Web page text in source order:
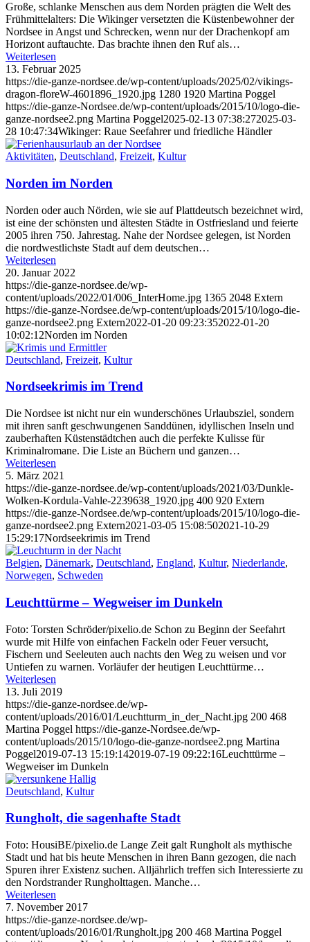
Große, schlanke Menschen aus dem Norden prägten die Welt des
Frühmittelalters: Die Wikinger versetzten die Küstenbewohner der
Nordsee in Angst und Schrecken, wenn nur der Drachenkopf am
Horizont auftauchte. Das brachte ihnen den Ruf als…
Weiterlesen
13. Februar 2025
https://die-ganze-nordsee.de/wp-content/uploads/2025/02/vikings-
dragon-floreW-4601896_1920.jpg 1280 1920 Martina Poggel
https://die-ganze-Nordsee.de/wp-content/uploads/2015/10/logo-die-
ganze-nordsee2.png Martina Poggel2025-02-13 07:38:272025-03-
28 10:47:34Wikinger: Raue Seefahrer und friedliche Händler
Aktivitäten, Deutschland, Freizeit, Kultur
Norden im Norden
Norden oder auch Nörden, wie sie auf Plattdeutsch bezeichnet wird,
ist eine der schönsten und ältesten Städte in Ostfriesland und feierte
2005 ihren 750. Jahrestag. Nahe der Nordsee gelegen, ist Norden
die nordwestlichste Stadt auf dem deutschen…
Weiterlesen
20. Januar 2022
https://die-ganze-nordsee.de/wp-
content/uploads/2022/01/006_InterHome.jpg 1365 2048 Extern
https://die-ganze-Nordsee.de/wp-content/uploads/2015/10/logo-die-
ganze-nordsee2.png Extern2022-01-20 09:23:352022-01-20
10:02:12Norden im Norden
Deutschland, Freizeit, Kultur
Nordseekrimis im Trend
Die Nordsee ist nicht nur ein wunderschönes Urlaubsziel, sondern
mit ihren sanft geschwungenen Sanddünen, idyllischen Inseln und
zauberhaften Küstenstädtchen auch die perfekte Kulisse für
Kriminalromane. Die Liste an Büchern und ganzen…
Weiterlesen
5. März 2021
https://die-ganze-nordsee.de/wp-content/uploads/2021/03/Dunkle-
Wolken-Kordula-Vahle-2239638_1920.jpg 400 920 Extern
https://die-ganze-Nordsee.de/wp-content/uploads/2015/10/logo-die-
ganze-nordsee2.png Extern2021-03-05 15:08:502021-10-29
15:29:17Nordseekrimis im Trend
Belgien, Dänemark, Deutschland, England, Kultur, Niederlande,
Norwegen, Schweden
Leuchttürme – Wegweiser im Dunkeln
Foto: Torsten Schröder/pixelio.de Schon zu Beginn der Seefahrt
wurde mit Hilfe von einfachen Fackeln oder Feuer versucht,
Fischern und Seeleuten auch nachts den Weg zu weisen und vor
Untiefen zu warnen. Vorläufer der heutigen Leuchttürme…
Weiterlesen
13. Juli 2019
https://die-ganze-nordsee.de/wp-
content/uploads/2016/01/Leuchtturm_in_der_Nacht.jpg 200 468
Martina Poggel https://die-ganze-Nordsee.de/wp-
content/uploads/2015/10/logo-die-ganze-nordsee2.png Martina
Poggel2019-07-13 15:19:142019-07-19 09:22:16Leuchttürme –
Wegweiser im Dunkeln
Deutschland, Kultur
Rungholt, die sagenhafte Stadt
Foto: HousiBE/pixelio.de Lange Zeit galt Rungholt als mythische
Stadt und hat bis heute Menschen in ihren Bann gezogen, die nach
Spuren ihrer Existenz suchen. Alljährlich treffen sich Interessierte zu
den Nordstrander Rungholttagen. Manche…
Weiterlesen
7. November 2017
https://die-ganze-nordsee.de/wp-
content/uploads/2016/01/Rungholt.jpg 200 468 Martina Poggel